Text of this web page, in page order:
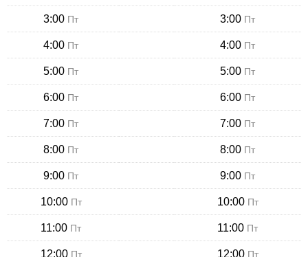
3:00 Пт 3:00 Пт
4:00 Пт 4:00 Пт
5:00 Пт 5:00 Пт
6:00 Пт 6:00 Пт
7:00 Пт 7:00 Пт
8:00 Пт 8:00 Пт
9:00 Пт 9:00 Пт
10:00 Пт 10:00 Пт
11:00 Пт 11:00 Пт
12:00 Пт 12:00 Пт